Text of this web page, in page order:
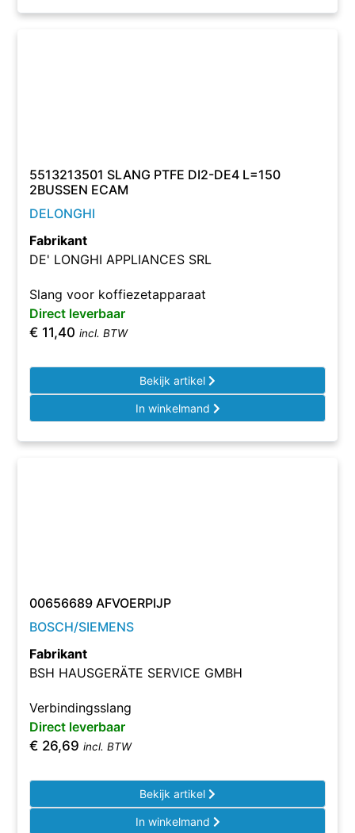
5513213501 SLANG PTFE DI2-DE4 L=150
2BUSSEN ECAM
DELONGHI
Fabrikant
DE' LONGHI APPLIANCES SRL
Slang voor koffiezetapparaat
Direct leverbaar
€ 11,40 incl. BTW
Bekijk artikel
In winkelmand
00656689 AFVOERPIJP
BOSCH/SIEMENS
Fabrikant
BSH HAUSGERÄTE SERVICE GMBH
Verbindingsslang
Direct leverbaar
€ 26,69 incl. BTW
Bekijk artikel
In winkelmand